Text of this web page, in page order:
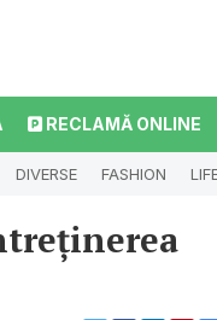
RECLAMĂ ONLINE
DIVERSE FASHION